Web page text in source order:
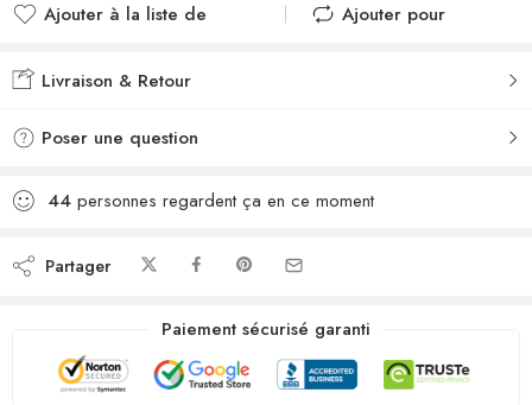
Ajouter à la liste de
Ajouté à la liste de
Ajouter pour
Livraison & Retour
Poser une question
44 personnes regardent ça en ce moment
Partager
Paiement sécurisé garanti